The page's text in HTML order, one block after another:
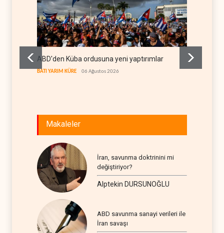
ABD'den Küba ordusuna yeni yaptırımlar
BATI YARIM KÜRE 06 Ağustos 2026
Makaleler
İran, savunma doktrinini mi
değiştiriyor?
Alptekin DURSUNOĞLU
ABD savunma sanayi verileri ile
İran savaşı